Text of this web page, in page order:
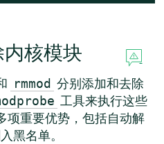
核模块
rmmod 分别添加和去除
工具来执行这些
项重要优势，包括自动解
黑名单。